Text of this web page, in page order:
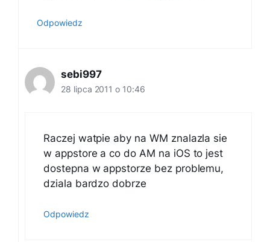
Odpowiedz
sebi997
28 lipca 2011 o 10:46
Raczej watpie aby na WM znalazla sie
w appstore a co do AM na iOS to jest
dostepna w appstorze bez problemu,
dziala bardzo dobrze
Odpowiedz